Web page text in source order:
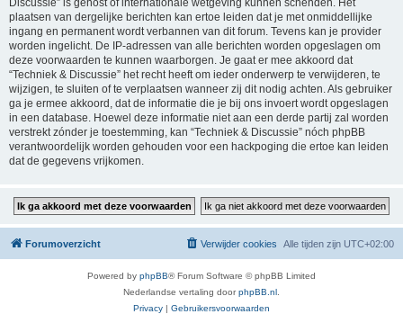
Discussie” is gehost of internationale wetgeving kunnen schenden. Het
plaatsen van dergelijke berichten kan ertoe leiden dat je met onmiddellijke
ingang en permanent wordt verbannen van dit forum. Tevens kan je provider
worden ingelicht. De IP-adressen van alle berichten worden opgeslagen om
deze voorwaarden te kunnen waarborgen. Je gaat er mee akkoord dat
“Techniek & Discussie” het recht heeft om ieder onderwerp te verwijderen, te
wijzigen, te sluiten of te verplaatsen wanneer zij dit nodig achten. Als gebruiker
ga je ermee akkoord, dat de informatie die je bij ons invoert wordt opgeslagen
in een database. Hoewel deze informatie niet aan een derde partij zal worden
verstrekt zónder je toestemming, kan “Techniek & Discussie” nóch phpBB
verantwoordelijk worden gehouden voor een hackpoging die ertoe kan leiden
dat de gegevens vrijkomen.
Forumoverzicht Alle tijden zijn UTC+02:00
Verwijder cookies
Powered by phpBB® Forum Software © phpBB Limited
Nederlandse vertaling doorphpBB.nl
Privacy | Gebruikersvoorwaarden